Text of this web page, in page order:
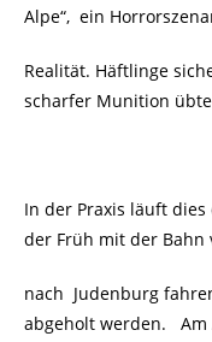
Alpe“, ein
Realität. Häftlinge
scharfer Munition
In der Praxis läuft
der Früh mit der Bahn
nach Judenburg
abgeholt werden. Am